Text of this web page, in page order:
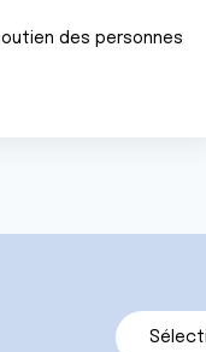
des personnes